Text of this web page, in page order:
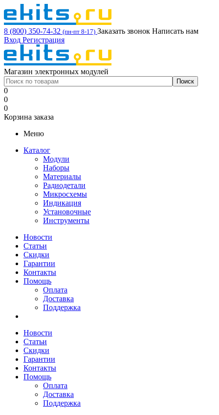
8 (800) 350-74-32 (пн-пт 8-17) Заказать звонок Написать нам
Вход Регистрация
Магазин электронных модулей
0
0
0
Корзина заказа
Меню
Каталог
Модули
Наборы
Материалы
Радиодетали
Микросхемы
Индикация
Установочные
Инструменты
Новости
Статьи
Скидки
Гарантии
Контакты
Помощь
Оплата
Доставка
Поддержка
Новости
Статьи
Скидки
Гарантии
Контакты
Помощь
Оплата
Доставка
Поддержка